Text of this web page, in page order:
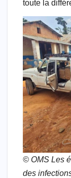
toute la
© OMS Les
des